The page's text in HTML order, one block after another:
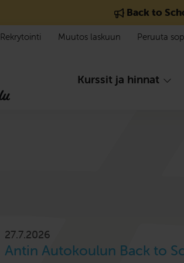
Back to
Kurssit ja hinnat
Rekrytointi Muutos laskuun Peruuta
27.7.2026
Antin Autokoulun Back to